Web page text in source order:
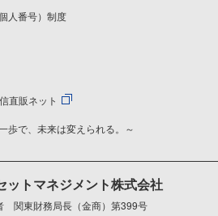
人番号）制度
直販ネット
歩で、未来は変えられる。～
ットマネジメント株式会社
関東財務局長（金商）第399号